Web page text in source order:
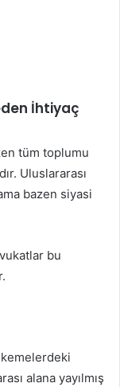
İhtiyaç
tüm toplumu
Uluslararası
bazen siyasi
bu
alana yayılmış